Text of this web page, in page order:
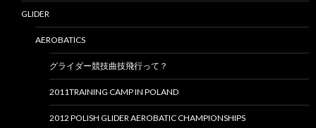
GLIDER
AEROBATICS
グライダー競技曲技飛行って？
2011TRAINING CAMP IN POLAND
2012 POLISH GLIDER AEROBATIC CHAMPIONSHIPS